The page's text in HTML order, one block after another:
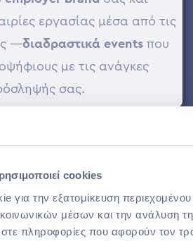
cookies
για την εξατομίκευση
μέσων και την ανάλυση
πληροφορίες που αφορούν τον
εργασίας μέσα από τις
—διαδραστικά events που
με τις ανάγκες
σας.
:Day
Αθήνα